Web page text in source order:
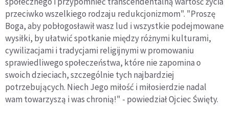
przeciwko wszelkiego rodzaju redukcjonizmom". "Proszę
Boga, aby pobłogosławił wasz lud i wszystkie podejmowane
wysiłki, by ułatwić spotkanie między różnymi kulturami,
cywilizacjami i tradycjami religijnymi w promowaniu
sprawiedliwego społeczeństwa, które nie zapomina o
swoich dzieciach, szczególnie tych najbardziej
potrzebujących. Niech Jego miłość i miłosierdzie nadal
wam towarzyszą i was chronią!" - powiedział Ojciec Święty.